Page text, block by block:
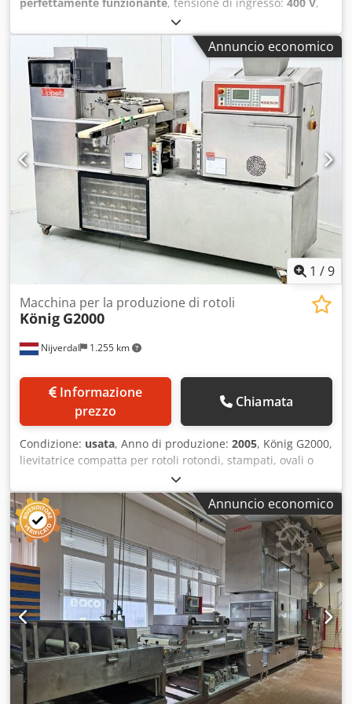
perfettamente funzionante, tensione di ingresso: 400 V,
trifase
revisione:2022, Offriamo in vendita questa linea di
produzione di panini usata, marca KÖNIG ECO TWIN, anno
di fabbricazione 2007. Modello: ECO TWIN Tipo: 800-
(DB800)-K6-SCHN6/B-(DA) Numero di serie: 07.0.0782 Anno
di fabbricazione: 2007 Potenza: 8 kW Frequenza: 50 Hz
Codpfxsznm S Hj Af Esrf Tensione nominale: 3 × 400 + N V
Corrente nominale: 15 A La linea è stata dotata di nuovi
nastri trasportatori ed è in perfette condizioni,
completamente funzionante. È stata utilizzata
esclusivamente come impianto di riserva e, pertanto, è
stata impiegata solo raramente. Circa due anni fa,
l'abbiamo acquistata dopo averla revisionata. La linea è
disponibile immediatamente e, previo accordo, può essere
ritirata direttamente. Se avete domande o necessitate di
ulteriori informazioni, non esitate a contattarci via
messaggio o telefono.
Annuncio economico
1 /9
Nijverdal 1.255 km
Macchina per la produzione di rotoli
König G2000
prezzo
Chiamata
Condizione: usata, Anno di produzione: 2005, König G2000,
lievitatrice compatta per rotoli rotondi, stampati, ovali o
avvolti. La lievitatrice compatta, con una produzione oraria
di circa 2.500 pezzi, è la soluzione ideale per le micro e
piccole imprese o per le panetterie in store. Sistema
compatto di armadietti per la pre-prova con macchina a
testa Mini Rex Futura produzione oraria massima con
funzionamento della macchina di lievitazione: 2.000-2.500
pezzi, regolabile in continuo per una produzione più
elevata senza l'uso della lievitatrice, Mini Rex Futura può
essere orientata verso l'esterno: 1.800-4.000 pezzi,
regolabile in continuo Macchina a testa Konig Mini Rex
4000 SKG58-RK58 Gamma di peso 35-90 gr. Nastro di
uscita a fila singola per una comoda rimozione manuale
Armadio di lievitazione con 100 ganci a vaschetta
assegnabili per un peso massimo di 75 g per singolo pezzo
Annuncio economico